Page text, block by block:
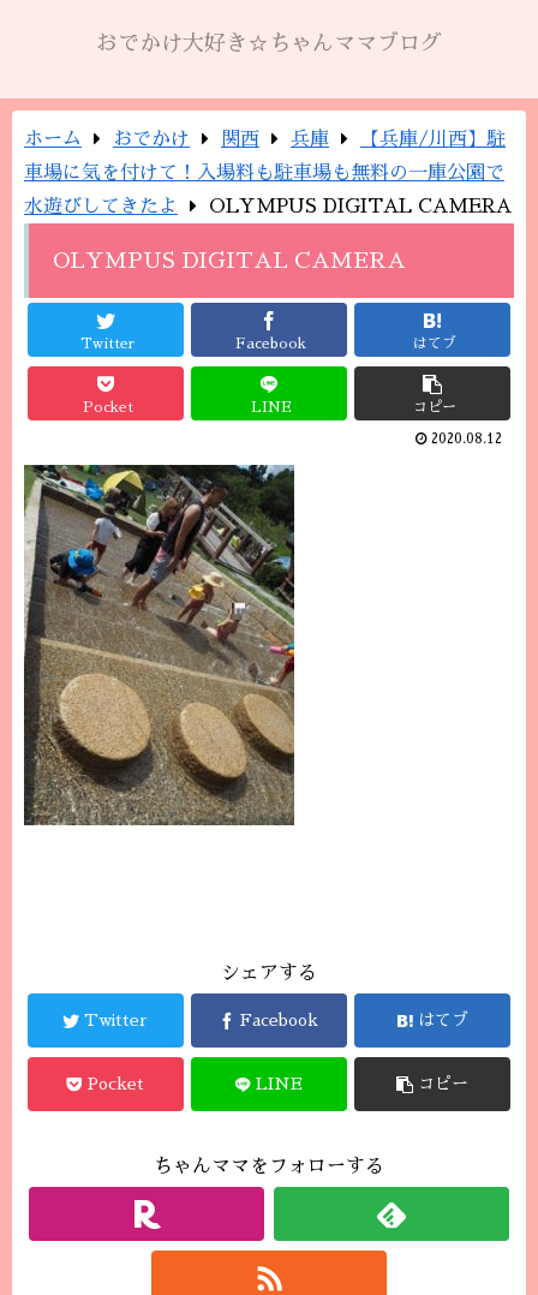
おでかけ大好き☆ちゃんママブログ
ホーム おでかけ 関西 兵庫
【兵庫/川西】駐
車場に気を付けて！入場料も駐車場も無料の一庫公園で
水遊びしてきたよ
OLYMPUS DIGITAL CAMERA
OLYMPUS DIGITAL CAMERA
Twitter Facebook はてブ
Pocket LINE コピー
2020.08.12
シェアする
Twitter Facebook はてブ
Pocket LINE コピー
ちゃんママをフォローする